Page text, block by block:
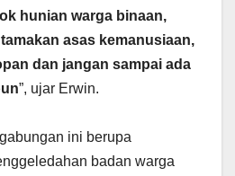
hunian warga binaan,
asas kemanusiaan,
dan jangan sampai ada
”, ujar Erwin.
ini berupa
badan warga